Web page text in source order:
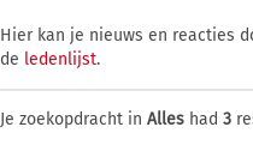
Hier kan je nieuws en reacties
de ledenlijst.
Je zoekopdracht in Alles had 3